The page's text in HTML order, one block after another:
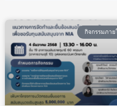
กิจกรรมภาย